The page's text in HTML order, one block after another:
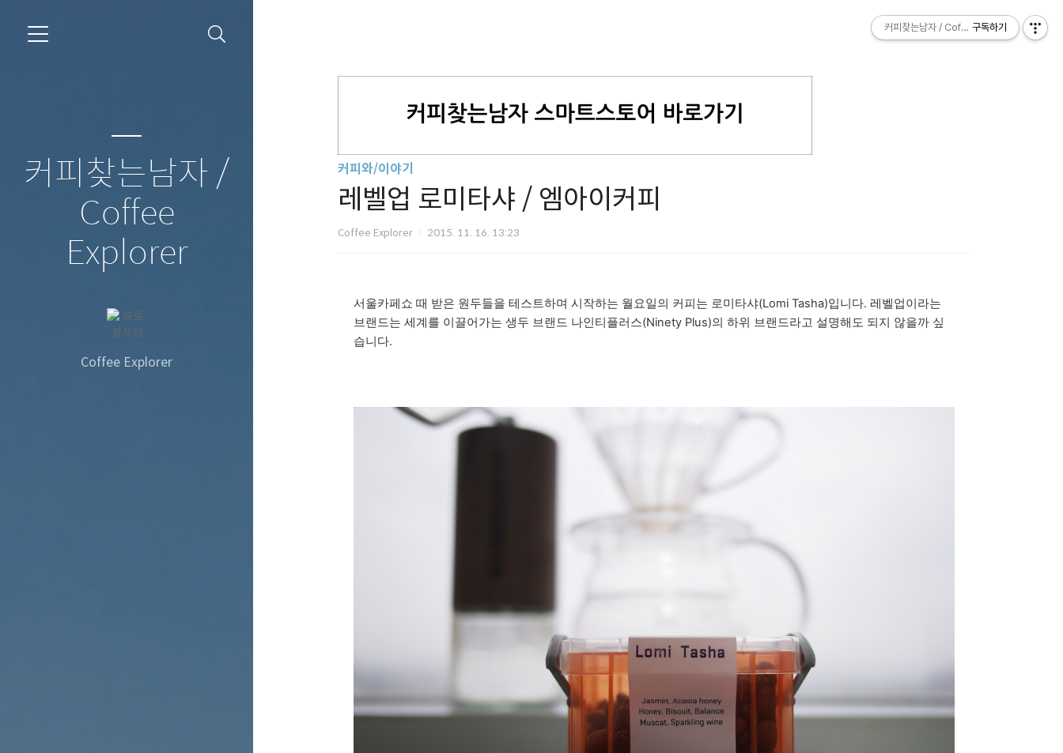
커피찾는남자 /
Coffee
Explorer
Coffee Explorer
커피찾는남자 / Coffee Explorer
구독하기
커피와/이야기
레벨업 로미타샤 / 엠아이커피
Coffee Explorer 2015. 11. 16. 13:23
서울카페쇼 때 받은 원두들을 테스트하며 시작하는 월요일의 커피는 로미타샤(Lomi Tasha)입니다. 레벨업이라는
브랜드는 세계를 이끌어가는 생두 브랜드 나인티플러스(Ninety Plus)의 하위 브랜드라고 설명해도 되지 않을까 싶
습니다.
커피찾는남자 / Coffee Explorer
구독하기